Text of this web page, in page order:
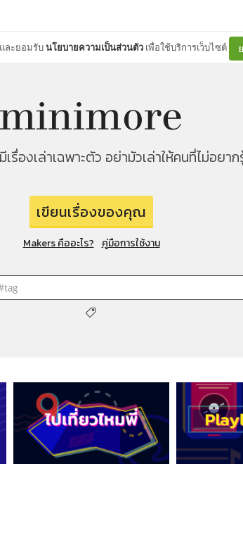
ละยอมรับนโยบายความเป็นส่วนตัว เพื่อใช้บริการเว็บไซต์
เรื่องเล่าเฉพาะตัว อย่ามัวเล่าให้คนที่ไม่อยา
เขียนเรื่องของคุณ
Makers คืออะไร? คู่มือการใช้งาน